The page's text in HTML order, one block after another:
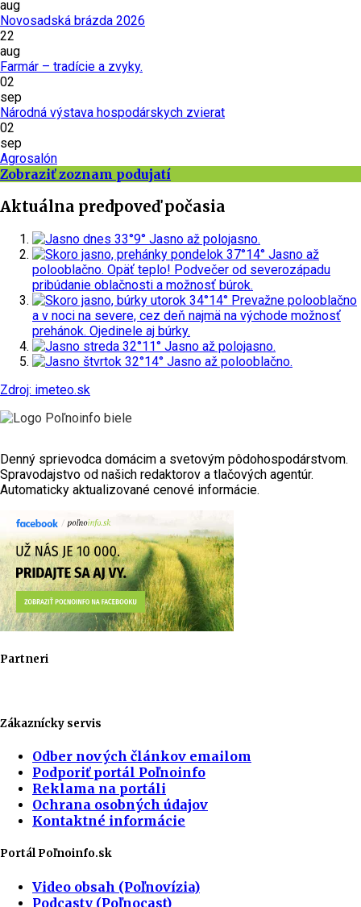
aug
Novosadská brázda 2026
22
aug
Farmár – tradície a zvyky.
02
sep
Národná výstava hospodárskych zvierat
02
sep
Agrosalón
Zobraziť zoznam podujatí
Aktuálna predpoveď počasia
dnes 33°9° Jasno až polojasno.
pondelok 37°14° Jasno až
polooblačno. Opäť teplo! Podvečer od severozápadu
pribúdanie oblačnosti a možnosť búrok.
utorok 34°14° Prevažne polooblačno
a v noci na severe, cez deň najmä na východe možnosť
prehánok. Ojedinele aj búrky.
streda 32°11° Jasno až polojasno.
štvrtok 32°14° Jasno až polooblačno.
Zdroj: imeteo.sk
Denný sprievodca domácim a svetovým pôdohospodárstvom.
Spravodajstvo od našich redaktorov a tlačových agentúr.
Automaticky aktualizované cenové informácie.
Partneri
Zákaznícky servis
Odber nových článkov emailom
Podporiť portál Poľnoinfo
Reklama na portáli
Ochrana osobných údajov
Kontaktné informácie
Portál Poľnoinfo.sk
Video obsah (Poľnovízia)
Podcasty (Poľnocast)